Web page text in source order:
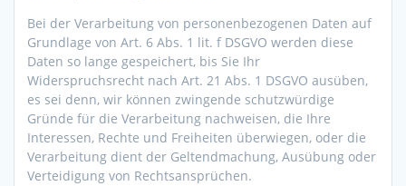
Bei der Verarbeitung von personenbezogenen Daten auf
Grundlage von Art. 6 Abs. 1 lit. f DSGVO werden diese
Daten so lange gespeichert, bis Sie Ihr
Widerspruchsrecht nach Art. 21 Abs. 1 DSGVO ausüben,
es sei denn, wir können zwingende schutzwürdige
Gründe für die Verarbeitung nachweisen, die Ihre
Interessen, Rechte und Freiheiten überwiegen, oder die
Verarbeitung dient der Geltendmachung, Ausübung oder
Verteidigung von Rechtsansprüchen.